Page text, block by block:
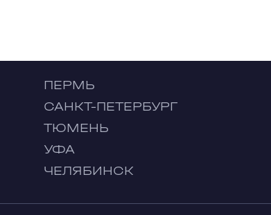
ПЕРМЬ
САНКТ-ПЕТЕРБУРГ
ТЮМЕНЬ
УФА
ЧЕЛЯБИНСК